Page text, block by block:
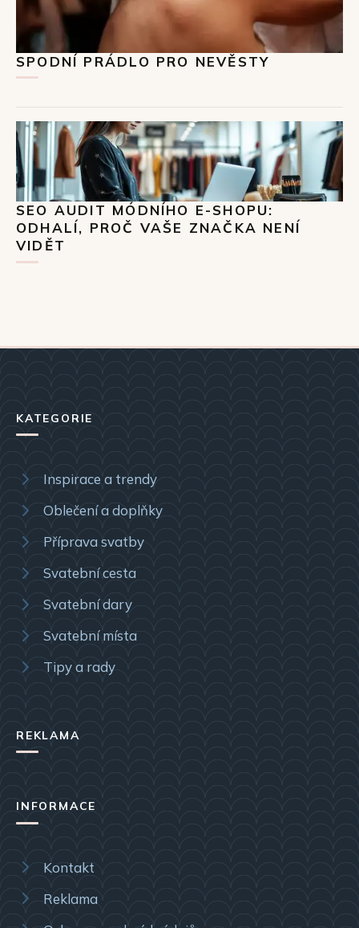
SPODNÍ PRÁDLO PRO NEVĚSTY
SEO AUDIT MÓDNÍHO E-SHOPU:
ODHALÍ, PROČ VAŠE ZNAČKA NENÍ
VIDĚT
KATEGORIE
Inspirace a trendy
Oblečení a doplňky
Příprava svatby
Svatební cesta
Svatební dary
Svatební místa
Tipy a rady
REKLAMA
INFORMACE
Kontakt
Reklama